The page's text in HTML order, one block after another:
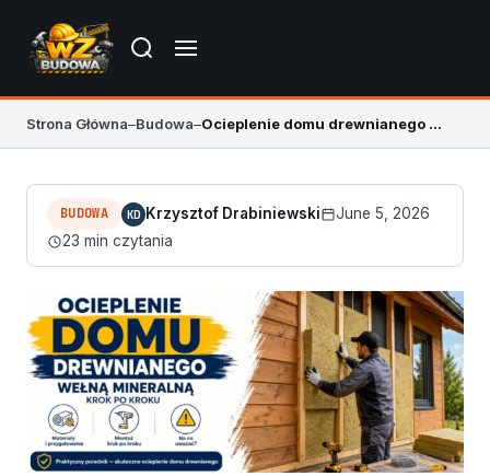
Strona Główna–Budowa– Ocieplenie domu drewnianego wełną mineralną krok po kroku
BUDOWA KD Krzysztof Drabiniewski
June 5, 2026
23 min czytania